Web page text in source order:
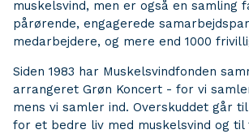
muskelsvind, men er også en samling
pårørende, engagerede
medarbejdere, og mere end 1000
Siden 1983 har Muskelsvindfonden
arrangeret Grøn Koncert - for vi
mens vi samler ind. Overskuddet går
for et bedre liv med muskelsvind og til